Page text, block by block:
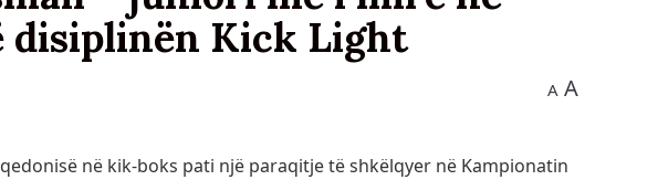
disiplinën Kick Light
A A
në kik-boks pati një paraqitje të shkëlqyer në Kampionatin